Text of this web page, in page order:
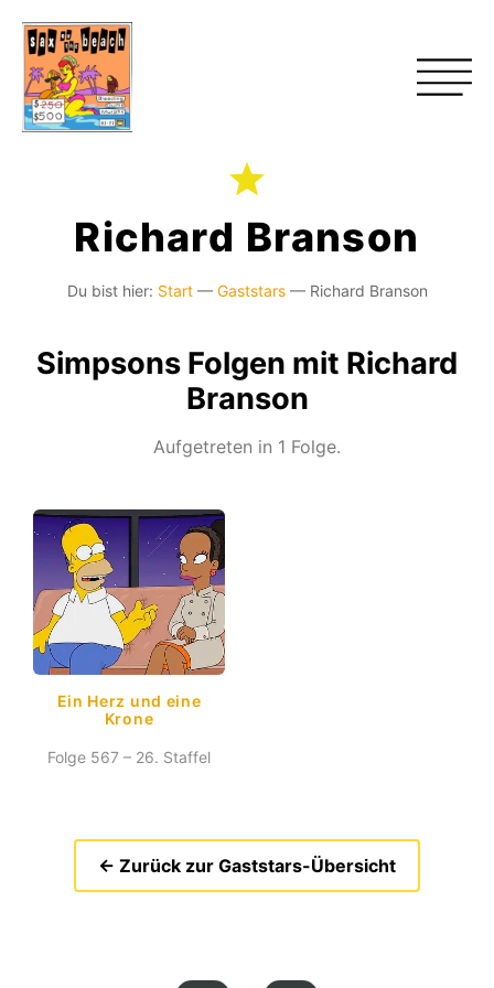
Richard Branson
Du bist hier: Start— Gaststars— Richard Branson
Simpsons Folgen mit Richard
Branson
Aufgetreten in 1 Folge.
Ein Herz und eine
Krone
Folge 567 – 26. Staffel
← Zurück zur Gaststars-Übersicht